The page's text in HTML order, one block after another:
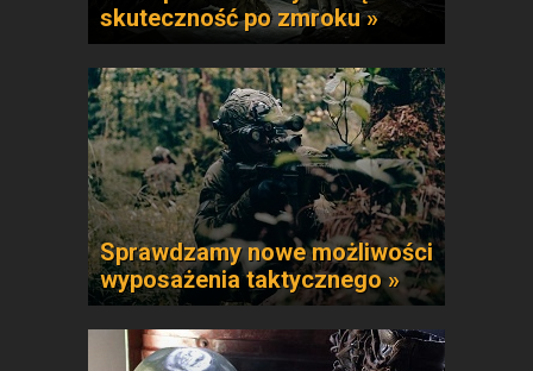
skuteczność po zmroku »
Sprawdzamy nowe możliwości
wyposażenia taktycznego »